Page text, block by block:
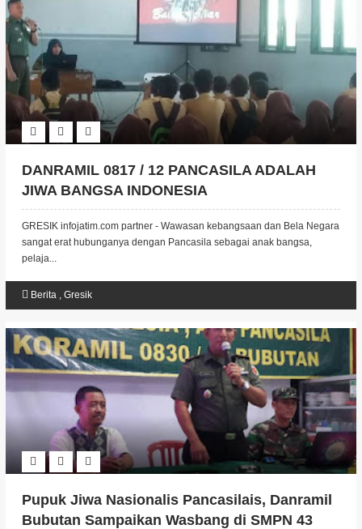
DANRAMIL 0817 / 12 PANCASILA ADALAH
JIWA BANGSA INDONESIA
GRESIK infojatim.com partner - Wawasan kebangsaan dan Bela Negara
sangat erat hubunganya dengan Pancasila sebagai anak bangsa,
pelaja...
Berita, Gresik
Pupuk Jiwa Nasionalis Pancasilais, Danramil
Bubutan Sampaikan Wasbang di SMPN 43